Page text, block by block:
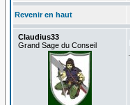
Revenir en haut
Claudius33
Grand Sage du Conseil